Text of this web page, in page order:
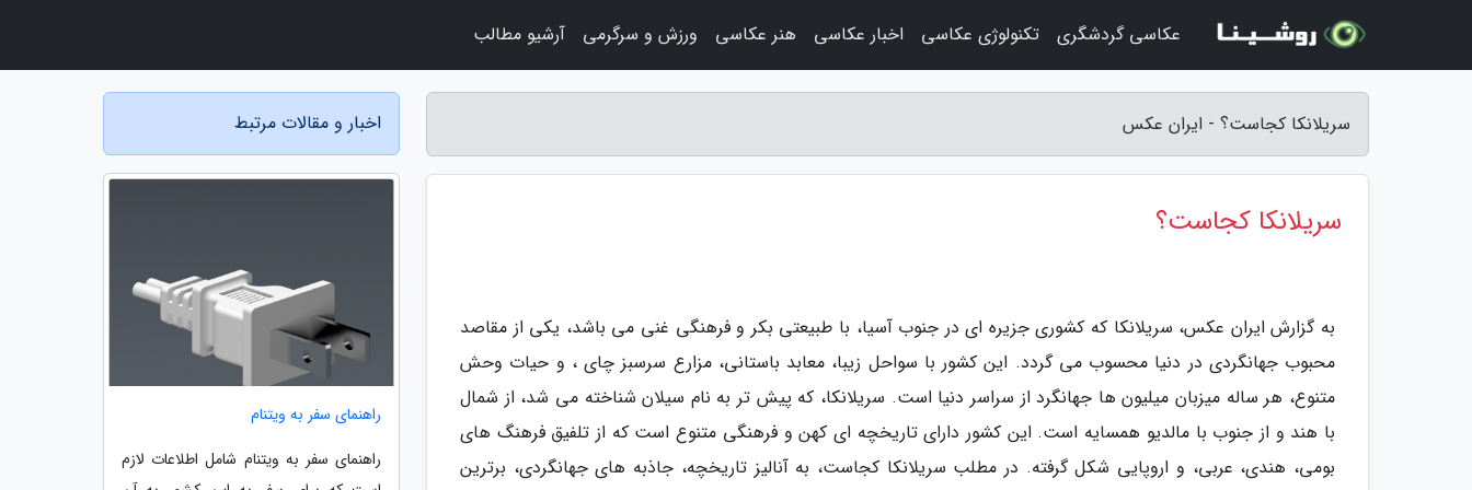
سریلانکا کجاست؟ - ایران عکس
سریلانکا کجاست؟
به گزارش ایران عکس، سریلانکا که کشوری جزیره ای در جنوب آسیا، با طبیعتی بکر و فرهنگی غنی می باشد، یکی از مقاصد
محبوب جهانگردی در دنیا محسوب می گردد. این کشور با سواحل زیبا، معابد باستانی، مزارع سرسبز چای ، و حیات وحش
متنوع، هر ساله میزبان میلیون ها جهانگرد از سراسر دنیا است. سریلانکا، که پیش تر به نام سیلان شناخته می شد، از شمال
با هند و از جنوب با مالدیو همسایه است. این کشور دارای تاریخچه ای کهن و فرهنگی متنوع است که از تلفیق فرهنگ های
بومی، هندی، عربی، و اروپایی شکل گرفته. در مطلب سریلانکا کجاست، به آنالیز تاریخچه، جاذبه های جهانگردی، برترین
اخبار و مقالات مرتبط
راهنمای سفر به ویتنام
راهنمای سفر به ویتنام شامل اطلاعات لازم
عکاسی گردشگری تکنولوژی عکاسی اخبار عکاسی هنر عکاسی ورزش و سرگرمی آرشیو مطالب